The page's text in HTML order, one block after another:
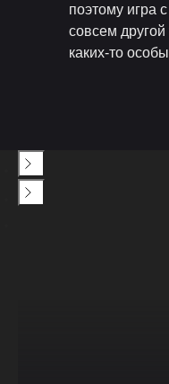
поэтому игра
совсем
каких-то